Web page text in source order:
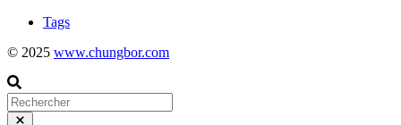
Tags
© 2025 www.chungbor.com